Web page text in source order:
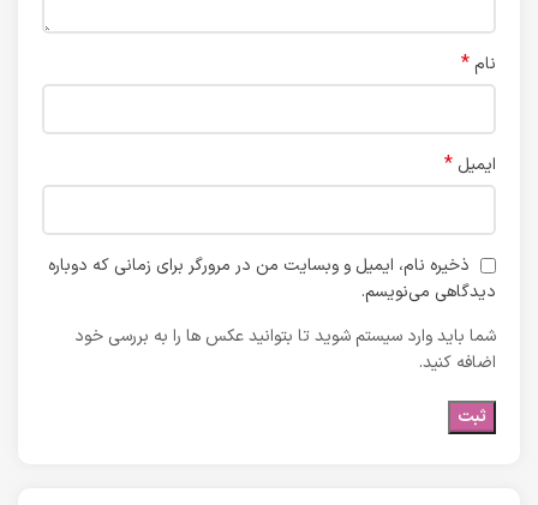
نام *
ایمیل *
ذخیره نام، ایمیل و وبسایت من در مرورگر برای زمانی که دوباره
دیدگاهی می‌نویسم.
شما باید وارد سیستم شوید تا بتوانید عکس ها را به بررسی خود
اضافه کنید.